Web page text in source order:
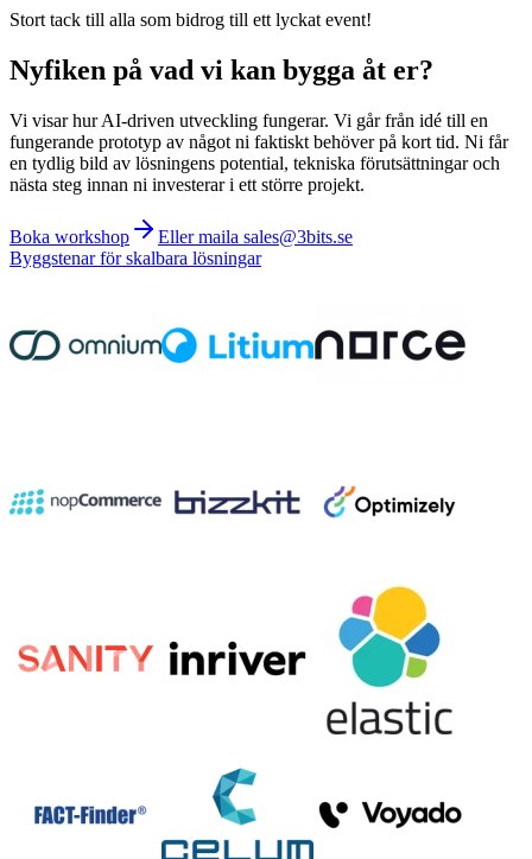
Stort tack till alla som bidrog till ett lyckat event!
Nyfiken på vad vi kan bygga åt er?
Vi visar hur AI-driven utveckling fungerar. Vi går från idé till en
fungerande prototyp av något ni faktiskt behöver på kort tid. Ni får
en tydlig bild av lösningens potential, tekniska förutsättningar och
nästa steg innan ni investerar i ett större projekt.
Boka workshop
Eller maila sales@3bits.se
Byggstenar för skalbara lösningar